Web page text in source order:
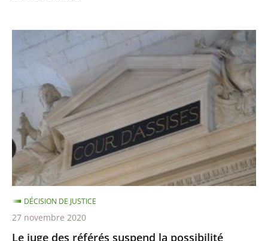
juge
des
référés
suspend
possibilité
d’utiliser
la
visio-
conférence
lors
Le juge des référés suspend la possibilité
DÉCISION DE JUSTICE
27 novembre 2020